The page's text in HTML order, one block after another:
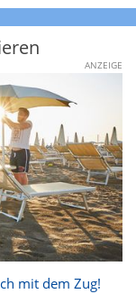
ANZEIGE
mit dem Zug!